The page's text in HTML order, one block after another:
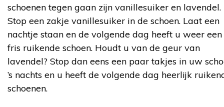
schoenen tegen gaan zijn vanillesuiker en lavendel.
Stop een zakje vanillesuiker in de schoen. Laat een
nachtje staan en de volgende dag heeft u weer een
fris ruikende schoen. Houdt u van de geur van
lavendel? Stop dan eens een paar takjes in uw
’s nachts en u heeft de volgende dag heerlijk
schoenen.